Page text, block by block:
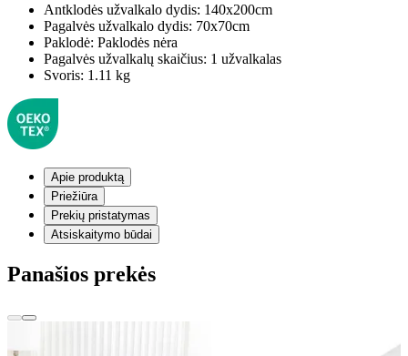
Antklodės užvalkalo dydis: 140x200cm
Pagalvės užvalkalo dydis: 70x70cm
Paklodė: Paklodės nėra
Pagalvės užvalkalų skaičius: 1 užvalkalas
Svoris: 1.11 kg
Apie produktą
Priežiūra
Prekių pristatymas
Atsiskaitymo būdai
Panašios prekės